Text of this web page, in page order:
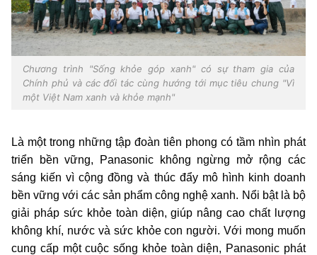
Chương trình "Sống khỏe góp xanh" có sự tham gia của
Chính phủ và các đối tác cùng hướng tới mục tiêu chung "Vì
một Việt Nam xanh và khỏe mạnh"
Là một trong những tập đoàn tiên phong có tầm nhìn phát
triển bền vững, Panasonic không ngừng mở rộng các
sáng kiến vì cộng đồng và thúc đẩy mô hình kinh doanh
bền vững với các sản phẩm công nghệ xanh. Nổi bật là bộ
giải pháp sức khỏe toàn diện, giúp nâng cao chất lượng
không khí, nước và sức khỏe con người. Với mong muốn
cung cấp một cuộc sống khỏe toàn diện, Panasonic phát